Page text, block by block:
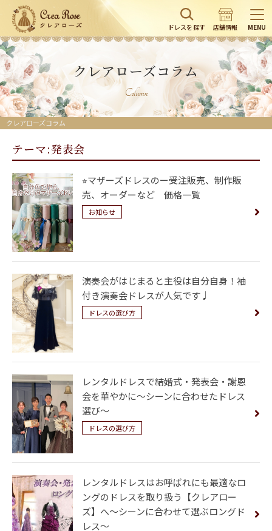
ドレスを探す 店舗情報 MENU
クレアローズコラム
Column
クレアローズコラム
テーマ:発表会
⭐︎マザーズドレスのー受注販売、制作販
売、オーダーなど 価格一覧
お知らせ
演奏会がはじまると主役は自分自身！袖
付き演奏会ドレスが人気です♩
ドレスの選び方
レンタルドレスで結婚式・発表会・謝恩
会を華やかに～シーンに合わせたドレス
選び～
ドレスの選び方
レンタルドレスはお呼ばれにも最適なロ
ングのドレスを取り扱う【クレアロー
ズ】へ～シーンに合わせて選ぶロングド
レス～